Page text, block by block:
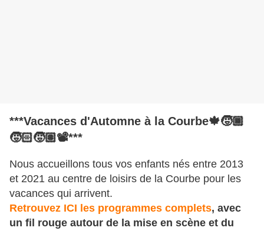
***Vacances d'Automne à la Courbe🍁🧒🏾
🧒🏻🧒🏽📽️​***
Nous accueillons tous vos enfants nés entre 2013
et 2021 au centre de loisirs de la Courbe pour les
vacances qui arrivent.
Retrouvez ICI les programmes complets, avec
un fil rouge autour de la mise en scène et du